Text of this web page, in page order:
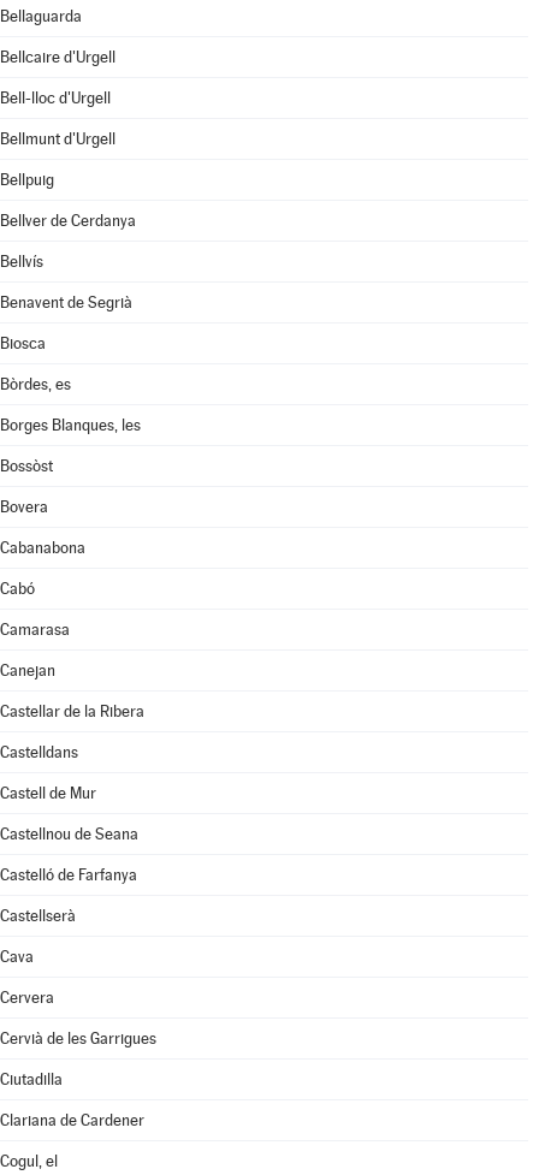
Bellaguarda
Bellcaire d'Urgell
Bell-lloc d'Urgell
Bellmunt d'Urgell
Bellpuig
Bellver de Cerdanya
Bellvís
Benavent de Segrià
Biosca
Bòrdes, es
Borges Blanques, les
Bossòst
Bovera
Cabanabona
Cabó
Camarasa
Canejan
Castellar de la Ribera
Castelldans
Castell de Mur
Castellnou de Seana
Castelló de Farfanya
Castellserà
Cava
Cervera
Cervià de les Garrigues
Ciutadilla
Clariana de Cardener
Cogul, el